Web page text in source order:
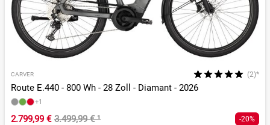
CARVER (2)*
Route E.440 - 800 Wh - 28 Zoll - Diamant - 2026
+1
2.799,99 € 3.499,99 €¹ -20%